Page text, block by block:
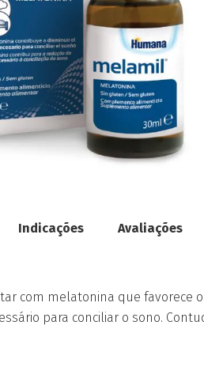
Indicações Avaliações
com melatonina que favorece o
para conciliar o sono.